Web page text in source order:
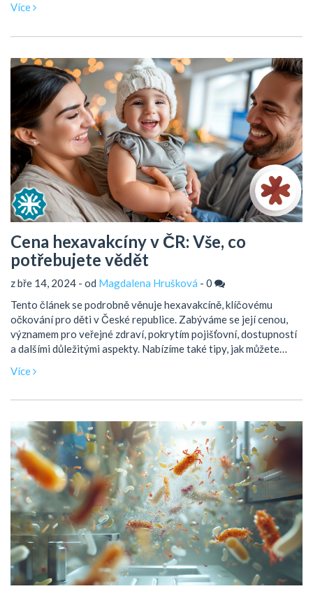
pomoc. Prostřednictvím zajímavých faktů a praktických rad
Více
Cena hexavakcíny v ČR: Vše, co
potřebujete vědět
z bře 14, 2024 - od Magdalena Hrušková - 0
Tento článek se podrobně věnuje hexavakcíně, klíčovému
očkování pro děti v České republice. Zabýváme se její cenou,
významem pro veřejné zdraví, pokrytím pojišťovní, dostupností
a dalšími důležitými aspekty. Nabízíme také tipy, jak můžete
Více